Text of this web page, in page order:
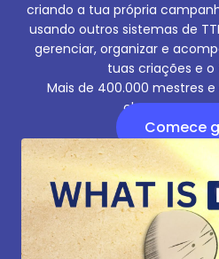
criando a tua própria
usando outros sistemas de
gerenciar, organizar e
tuas criações e
Mais de 400.000 mestres
chamam o
Comece